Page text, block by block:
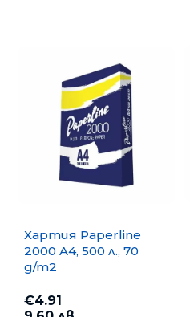
Хартия Paperline
2000 A4, 500 л., 70
g/m2
€4.91